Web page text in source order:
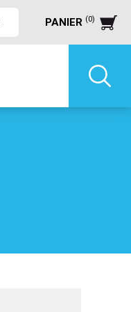
PANIER (0)